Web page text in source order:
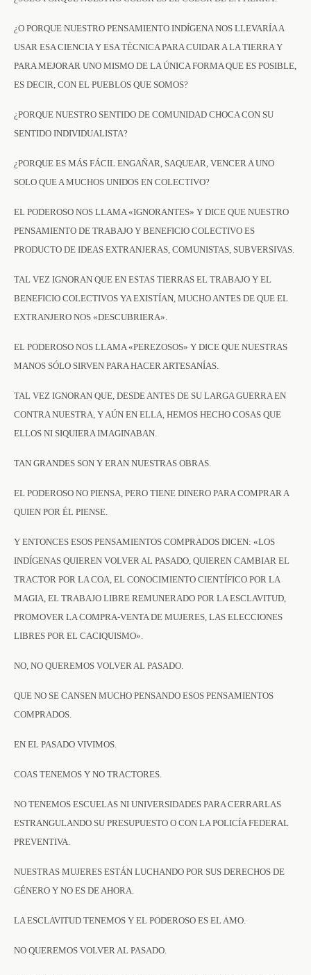
¿O PORQUE NUESTRO PENSAMIENTO INDÍGENA NOS LLEVARÍA A
USAR ESA CIENCIA Y ESA TÉCNICA PARA CUIDAR A LA TIERRA Y
PARA MEJORAR UNO MISMO DE LA ÚNICA FORMA QUE ES POSIBLE,
ES DECIR, CON EL PUEBLOS QUE SOMOS?
¿PORQUE NUESTRO SENTIDO DE COMUNIDAD CHOCA CON SU
SENTIDO INDIVIDUALISTA?
¿PORQUE ES MÁS FÁCIL ENGAÑAR, SAQUEAR, VENCER A UNO
SOLO QUE A MUCHOS UNIDOS EN COLECTIVO?
EL PODEROSO NOS LLAMA «IGNORANTES» Y DICE QUE NUESTRO
PENSAMIENTO DE TRABAJO Y BENEFICIO COLECTIVO ES
PRODUCTO DE IDEAS EXTRANJERAS, COMUNISTAS, SUBVERSIVAS.
TAL VEZ IGNORAN QUE EN ESTAS TIERRAS EL TRABAJO Y EL
BENEFICIO COLECTIVOS YA EXISTÍAN, MUCHO ANTES DE QUE EL
EXTRANJERO NOS «DESCUBRIERA».
EL PODEROSO NOS LLAMA «PEREZOSOS» Y DICE QUE NUESTRAS
MANOS SÓLO SIRVEN PARA HACER ARTESANÍAS.
TAL VEZ IGNORAN QUE, DESDE ANTES DE SU LARGA GUERRA EN
CONTRA NUESTRA, Y AÚN EN ELLA, HEMOS HECHO COSAS QUE
ELLOS NI SIQUIERA IMAGINABAN.
TAN GRANDES SON Y ERAN NUESTRAS OBRAS.
EL PODEROSO NO PIENSA, PERO TIENE DINERO PARA COMPRAR A
QUIEN POR ÉL PIENSE.
Y ENTONCES ESOS PENSAMIENTOS COMPRADOS DICEN: «LOS
INDÍGENAS QUIEREN VOLVER AL PASADO, QUIEREN CAMBIAR EL
TRACTOR POR LA COA, EL CONOCIMIENTO CIENTÍFICO POR LA
MAGIA, EL TRABAJO LIBRE REMUNERADO POR LA ESCLAVITUD,
PROMOVER LA COMPRA-VENTA DE MUJERES, LAS ELECCIONES
LIBRES POR EL CACIQUISMO».
NO, NO QUEREMOS VOLVER AL PASADO.
QUE NO SE CANSEN MUCHO PENSANDO ESOS PENSAMIENTOS
COMPRADOS.
EN EL PASADO VIVIMOS.
COAS TENEMOS Y NO TRACTORES.
NO TENEMOS ESCUELAS NI UNIVERSIDADES PARA CERRARLAS
ESTRANGULANDO SU PRESUPUESTO O CON LA POLICÍA FEDERAL
PREVENTIVA.
NUESTRAS MUJERES ESTÁN LUCHANDO POR SUS DERECHOS DE
GÉNERO Y NO ES DE AHORA.
LA ESCLAVITUD TENEMOS Y EL PODEROSO ES EL AMO.
NO QUEREMOS VOLVER AL PASADO.